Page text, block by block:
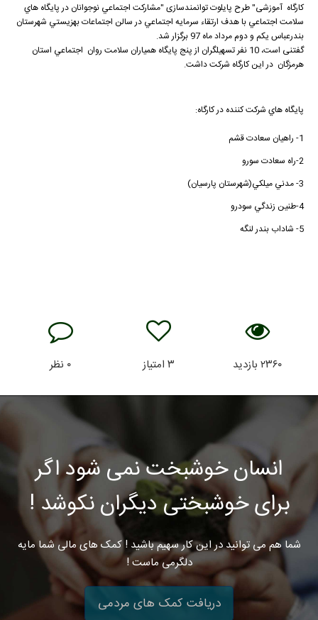
كارگاه آموزشی" طرح پایلوت توانمندسازی "مشاركت اجتماعي نوجوانان در پايگاه هاي
سلامت اجتماعي با هدف ارتقاء سرمايه اجتماعي در سالن اجتماعات بهزيستي شهرستان
بندرعباس يكم و دوم مرداد ماه 97 برگزار شد.
گفتنی است، 10 نفر تسهيلگران از پنج پايگاه همياران سلامت روان اجتماعي استان
هرمزگان در اين كارگاه شركت داشت.
پايگاه هاي شركت كننده در كارگاه:
1- راهيان سعادت قشم
2-راه سعادت سورو
3- مدني ميلكي(شهرستان پارسيان)
4-طنين زندگي سودرو
5- شاداب بندر لنگه
۲۳۶۰بازدید ۳امتیاز ۰ نظر
انسان خوشبخت نمی شود اگر
برای خوشبختی دیگران نکوشد !
شما هم می توانید در این کار سهیم باشید ! کمک های مالی شما مایه
دلگرمی ماست !
دریافت کمک های مردمی